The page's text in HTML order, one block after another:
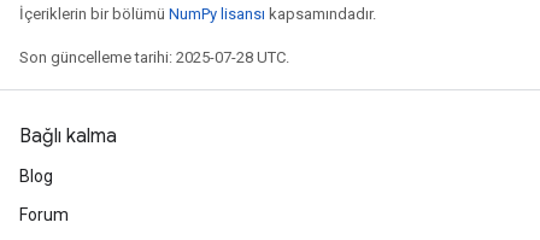
İçeriklerin bir bölümü NumPy lisansı kapsamındadır.
Son güncelleme tarihi: 2025-07-28 UTC.
Bağlı kalma
Blog
Forum